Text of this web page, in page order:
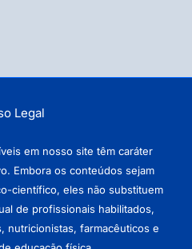
Legal
em nosso site têm caráter
Embora os conteúdos sejam
científico, eles não substituem
de profissionais habilitados,
nutricionistas, farmacêuticos e